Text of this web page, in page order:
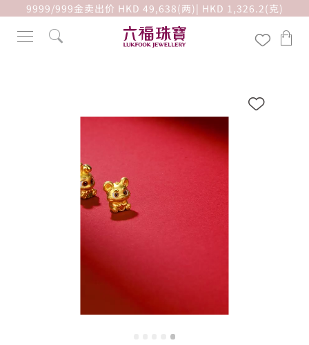
9999/999金卖出价 HKD 49,638(两)| HKD 1,326.2(克)